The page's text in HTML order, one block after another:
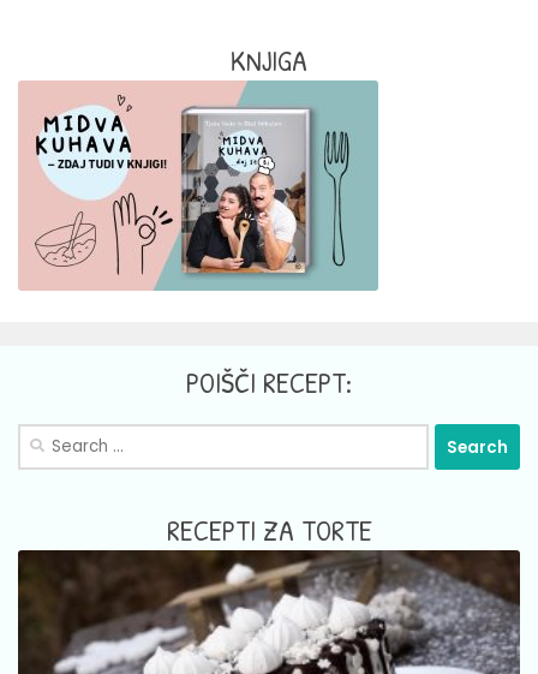
KNJIGA
POIŠČI RECEPT:
Search
RECEPTI ZA TORTE